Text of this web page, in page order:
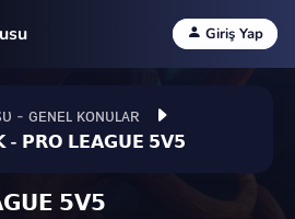
Giriş Yap
- ɢᴇɴᴇʟ ᴋᴏɴᴜʟᴀʀ
- 𝗣𝗥𝗢 𝗟𝗘𝗔𝗚𝗨𝗘 𝟱𝗩𝟱
𝟱𝗩𝟱